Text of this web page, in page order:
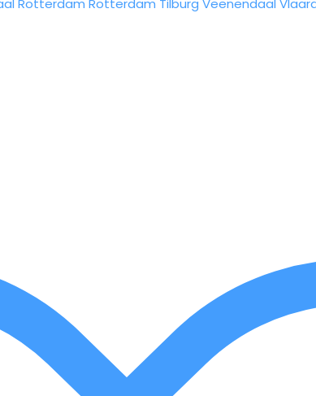
Rotterdam Rotterdam Tilburg Veenendaal